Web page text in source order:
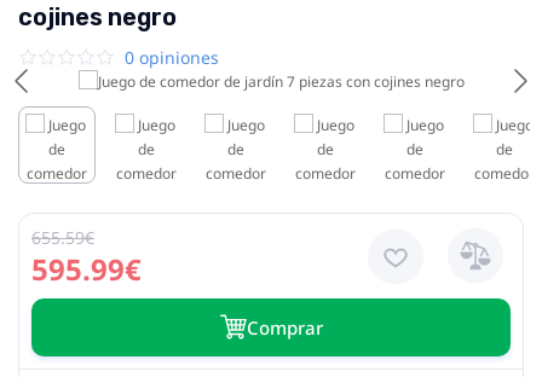
cojines negro
0 opiniones
595.99€
655.59€
Сomprar